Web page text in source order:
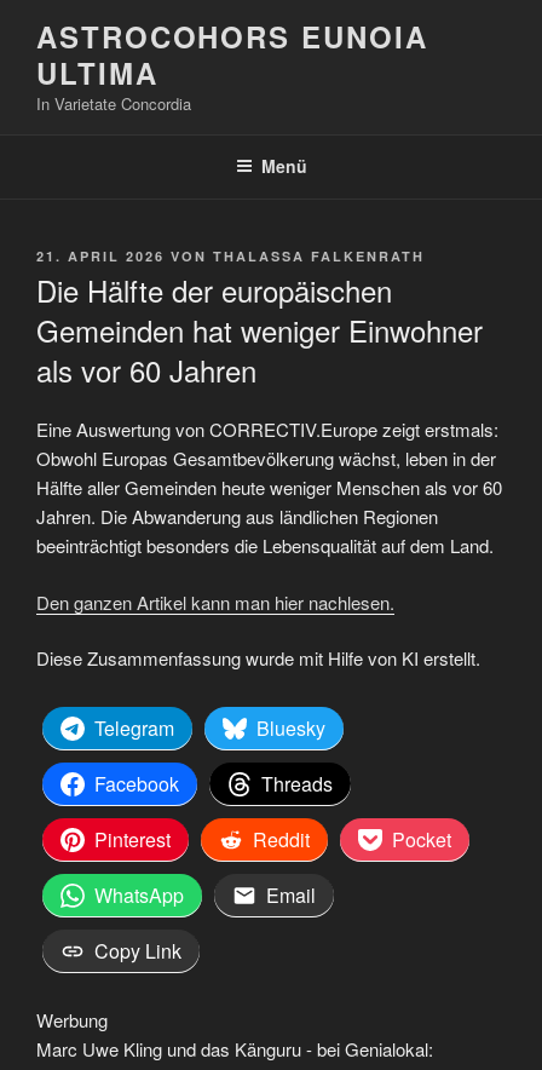
Inhalt
springen
ASTROCOHORS EUNOIA
ULTIMA
In Varietate Concordia
Menü
VERÖFFENTLICHT
21. APRIL 2026 VON THALASSA FALKENRATH
Die Hälfte der europäischen
Gemeinden hat weniger Einwohner
als vor 60 Jahren
Eine Auswertung von CORRECTIV.Europe zeigt erstmals:
Obwohl Europas Gesamtbevölkerung wächst, leben in der
Hälfte aller Gemeinden heute weniger Menschen als vor 60
Jahren. Die Abwanderung aus ländlichen Regionen
beeinträchtigt besonders die Lebensqualität auf dem Land.
Den ganzen Artikel kann man hier nachlesen.
Diese Zusammenfassung wurde mit Hilfe von KI erstellt.
Telegram
Bluesky
Facebook
Threads
Pinterest
Reddit
Pocket
WhatsApp
Email
Copy Link
Werbung
Marc Uwe Kling und das Känguru - bei Genialokal: